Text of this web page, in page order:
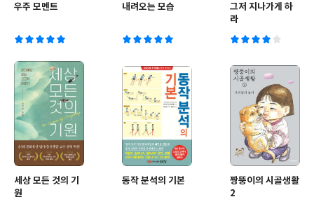
우주 모멘트 내려오는 모습
그저 지나가게 하
라
세상 모든 것의 기
원
동작 분석의 기본
짱뚱이의 시골생활
2